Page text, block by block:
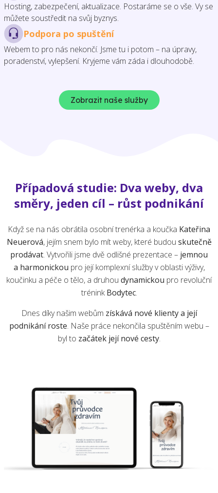
Hosting, zabezpečení, aktualizace. Postaráme se o vše. Vy se
můžete soustředit na svůj byznys.
Podpora po spuštění
Webem to pro nás nekončí. Jsme tu i potom – na úpravy,
poradenství, vylepšení. Kryjeme vám záda i dlouhodobě.
Zobrazit naše služby
Případová studie: Dva weby, dva
směry, jeden cíl – růst podnikání
Když se na nás obrátila osobní trenérka a koučka Kateřina
Neuerová, jejím snem bylo mít weby, které budou skutečně
prodávat. Vytvořili jsme dvě odlišné prezentace – jemnou
a harmonickou pro její komplexní služby v oblasti výživy,
koučinku a péče o tělo, a druhou dynamickou pro revoluční
tréninkBodytec.
Dnes díky našim webům získává nové klienty a její
podnikání roste. Naše práce nekončila spuštěním webu –
byl to začátek její nové cesty.